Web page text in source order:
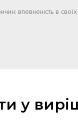
впевненість в
у